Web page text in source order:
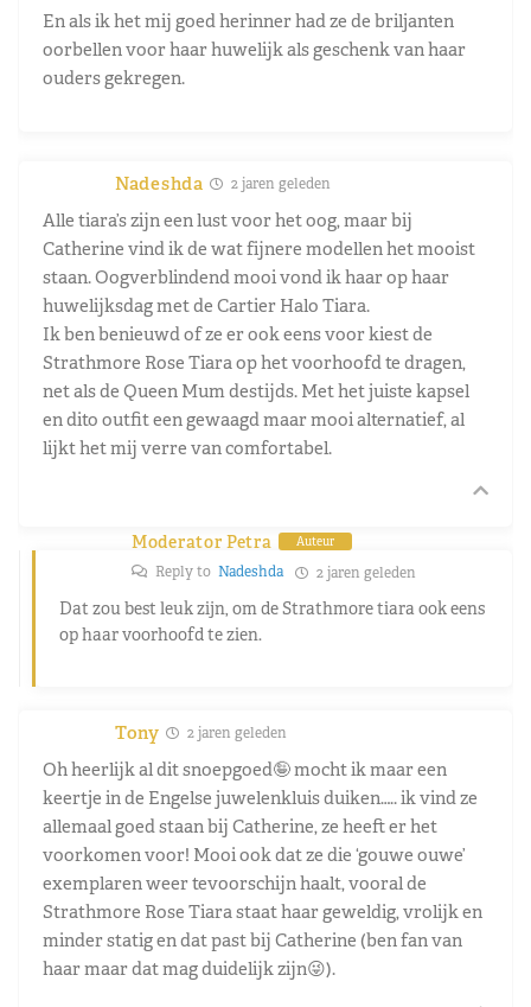
En als ik het mij goed herinner had ze de briljanten
oorbellen voor haar huwelijk als geschenk van haar
ouders gekregen.
Nadeshda 2 jaren geleden
Alle tiara’s zijn een lust voor het oog, maar bij
Catherine vind ik de wat fijnere modellen het mooist
staan. Oogverblindend mooi vond ik haar op haar
huwelijksdag met de Cartier Halo Tiara.
Ik ben benieuwd of ze er ook eens voor kiest de
Strathmore Rose Tiara op het voorhoofd te dragen,
net als de Queen Mum destijds. Met het juiste kapsel
en dito outfit een gewaagd maar mooi alternatief, al
lijkt het mij verre van comfortabel.
Moderator Petra Auteur
Reply to Nadeshda 2 jaren geleden
Dat zou best leuk zijn, om de Strathmore tiara ook eens
op haar voorhoofd te zien.
Tony 2 jaren geleden
Oh heerlijk al dit snoepgoed🤪 mocht ik maar een
keertje in de Engelse juwelenkluis duiken….. ik vind ze
allemaal goed staan bij Catherine, ze heeft er het
voorkomen voor! Mooi ook dat ze die ‘gouwe ouwe’
exemplaren weer tevoorschijn haalt, vooral de
Strathmore Rose Tiara staat haar geweldig, vrolijk en
minder statig en dat past bij Catherine (ben fan van
haar maar dat mag duidelijk zijn😜).